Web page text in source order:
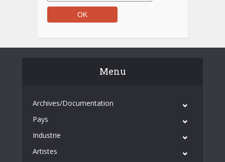
Menu
Archives/Documentation
Pays
Industrie
Artistes